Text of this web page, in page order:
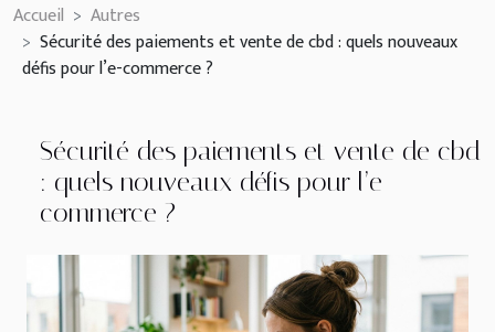
Accueil
Autres
Sécurité des paiements et vente de cbd : quels nouveaux
défis pour l’e-commerce ?
Sécurité des paiements et vente de cbd
: quels nouveaux défis pour l’e-
commerce ?